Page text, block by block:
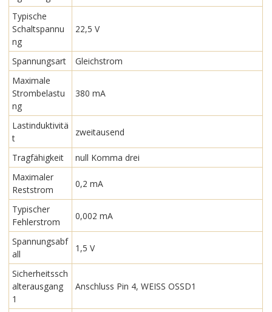
Typische
Schaltspannu
ng
22,5 V
Spannungsart
Gleichstrom
Maximale
Strombelastu
ng
380 mA
Lastinduktivitä
t
zweitausend
Tragfähigkeit
null Komma drei
Maximaler
Reststrom
0,2 mA
Typischer
Fehlerstrom
0,002 mA
Spannungsabf
all
1,5 V
Sicherheitssch
alterausgang
1
Anschluss Pin 4, WEISS OSSD1